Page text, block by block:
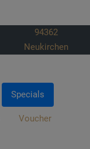
94362
Neukirchen
Specials
Voucher